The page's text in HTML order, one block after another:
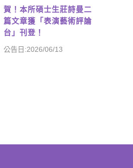
賀！本所碩士生莊詩曼二
篇文章獲「表演藝術評論
台」刊登！
公告日:2026/06/13